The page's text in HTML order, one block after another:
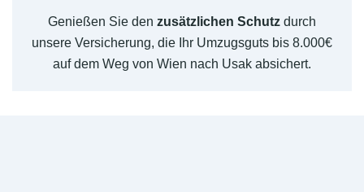
Genießen Sie den zusätzlichen Schutz durch
unsere Versicherung, die Ihr Umzugsguts bis 8.000€
auf dem Weg von Wien nach Usak absichert.